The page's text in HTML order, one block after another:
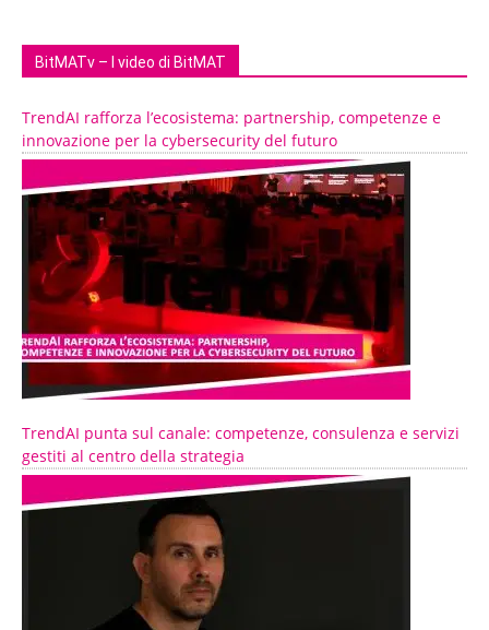
BitMATv – I video di BitMAT
TrendAI rafforza l’ecosistema: partnership, competenze e
innovazione per la cybersecurity del futuro
TrendAI punta sul canale: competenze, consulenza e servizi
gestiti al centro della strategia